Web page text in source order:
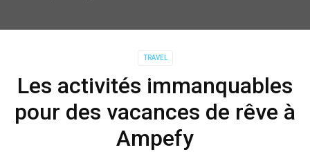
TRAVEL
Les activités immanquables
pour des vacances de rêve à
Ampefy